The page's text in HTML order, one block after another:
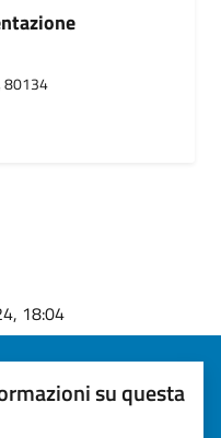
80134
18:04
su questa